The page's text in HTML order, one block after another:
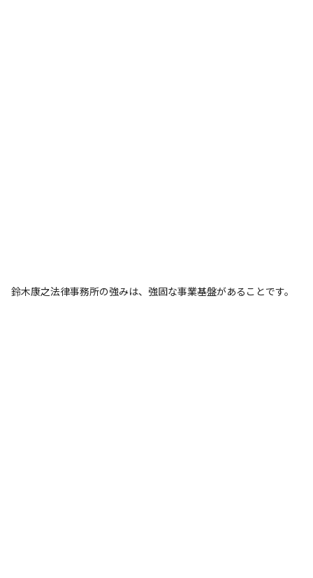
鈴木康之法律事務所の強みは、強固な事業基盤があることです。